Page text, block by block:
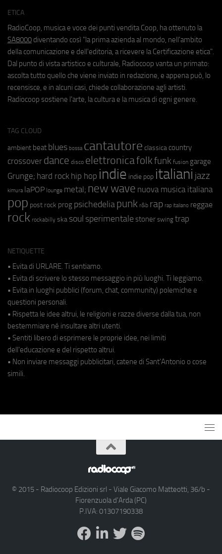
ETICA
RadioCoop, musica e voce dei punti vendita Coop, ha ottenuto la
SA8000 diventando così "la prima azienda al mondo, nell'ambito
della comunicazione e dell'editoria, a ricevere la Certificazione etica".
Dal punto di vista artistico e culturale, Radiocoop vanta un primato:
ascolta tutto quello che viene inviato in redazione, e appena può, lo
recensisce, e in alcuni casi, chiede collaborazione agli artisti.
Radiocoop sostiene l'arte, la cultura e la musica di ogni genere.
TAG CLOUD
ambient beat blues bossa cantautore classica country
crossover dance disco elettronicafolkfunk fusion garage
Grunge; hard rock hip hop indie indie pop italiani jazz
kimura laPOP lounge metal; new wave nuova musica italiana
pop post rock prog psichedeliapunk r&b rap rap italiano reggae
rock rockabilly ska soul sperimentale stoner swing trap
NETIQUETTE
• Evita di URLARE. Ti sentiamo.
• Evita di scrivere lo stesso messaggio in più luoghi. Ti leggiamo.
• Evita in luoghi pubblici (forum, chat, community) polemiche e
questioni personali.
• Rispetta le idee altrui, le religioni e razze diverse dalla tua, non
bestemmiare né insultare altri utenti.
• Sentiti libero di esprimere le proprie idee, nei limiti
dell'educazione e del rispetto altrui.
• Non inviare messaggi pubblicitari, catene di Sant'Antonio o cose
simili.
© 2015 - Radiocoop Edizioni srl - Viale Giacomo Matteotti, 36/b -
Fiorenzuola d'Arda (PC)
P.IVA: 01307190338